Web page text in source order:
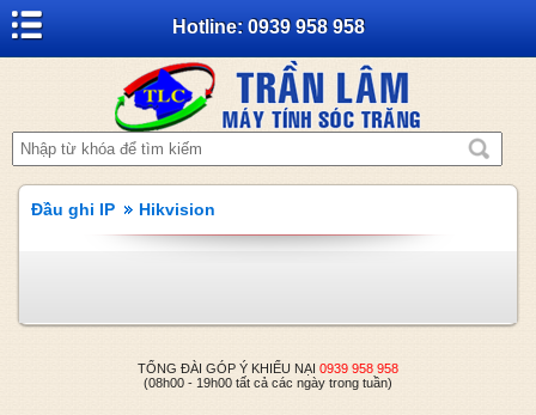
Hotline: 0939 958 958
Đầu ghi IP Hikvision
TỔNG ĐÀI GÓP Ý KHIẾU NẠI 0939 958 958
(08h00 - 19h00 tất cả các ngày trong tuần)